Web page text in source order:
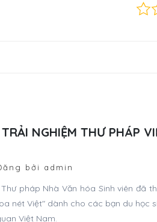
NGHIỆM THƯ PHÁP
bởi admin
pháp Nhà Văn hóa Sinh viên đã
nét Việt" dành cho các bạn du học
Việt Nam.